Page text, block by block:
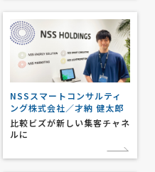
NSSスマートコンサルティ
ング株式会社／才納 健太郎
比較ビズが新しい集客チャネ
ルに